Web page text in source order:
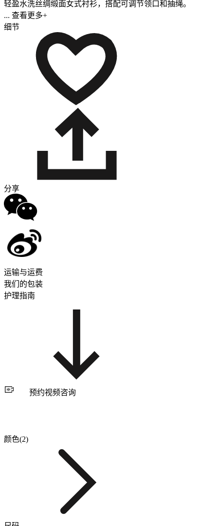
轻盈水洗丝绸缎面女式衬衫，搭配可调节领口和抽绳。
... 查看更多+
细节
分享
运输与运费
我们的包装
护理指南
预约视频咨询
颜色(2)